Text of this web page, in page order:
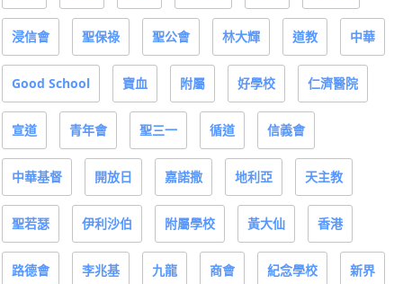
浸信會 聖保祿 聖公會 林大輝 道教 中華
Good School 寶血 附屬 好學校 仁濟醫院
宣道 青年會 聖三一 循道 信義會
中華基督 開放日 嘉諾撒 地利亞 天主教
聖若瑟 伊利沙伯 附屬學校 黃大仙 香港
路德會 李兆基 九龍 商會 紀念學校 新界